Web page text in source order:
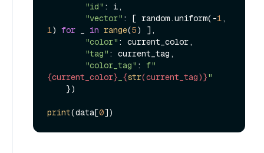
"id" : i,
"vector" : [ random.uniform(-1
1) for in range(5) ],
"color" : current_color,
"tag" : current_tag,
"color_tag" : f"
{current_color} {str(current_tag)}"
print(data[0